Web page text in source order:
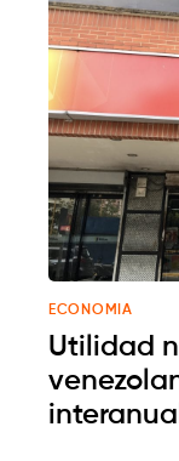
ECONOMIA
Utilidad